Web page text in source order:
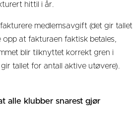
hittil i år.
medlemsavgift (det gir tallet
at fakturaen faktisk betales,
blir tilknyttet korrekt gren i
tallet for antall aktive utøvere).
alle klubber snarest gjør